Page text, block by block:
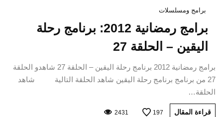
برامج ومسلسلات
برامج رمضانية 2012: برنامج رحلة
اليقين – الحلقة 27
برامج رمضانية 2012 برنامج رحلة اليقين – الحلقة 27 شاهدو الحلقة
27 من برنامج برنامج رحلة اليقين شاهد الحلقة التالية شاهد
الحلقة…
قراءة المقال 197
2431